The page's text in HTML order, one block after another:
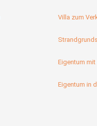
Villa zum
Eigentum mit
Eigentum in